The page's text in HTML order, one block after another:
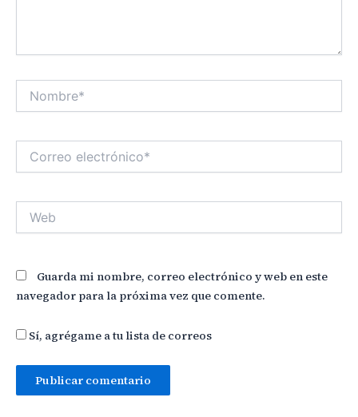
Nombre*
electrónico*
Guarda mi nombre, correo electrónico y web en este
navegador para la próxima vez que comente.
Sí, agrégame a tu lista de correos